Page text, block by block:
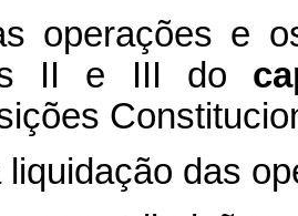
operações e
II e III do
liquidação das